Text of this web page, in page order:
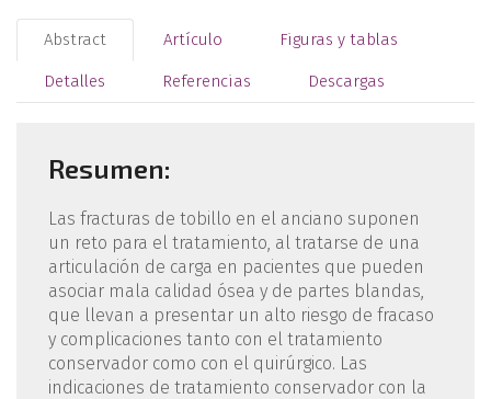
Abstract Artículo Figuras y tablas
Detalles Referencias Descargas
Resumen:
Las fracturas de tobillo en el anciano suponen
un reto para el tratamiento, al tratarse de una
articulación de carga en pacientes que pueden
asociar mala calidad ósea y de partes blandas,
que llevan a presentar un alto riesgo de fracaso
y complicaciones tanto con el tratamiento
conservador como con el quirúrgico. Las
indicaciones de tratamiento conservador con la